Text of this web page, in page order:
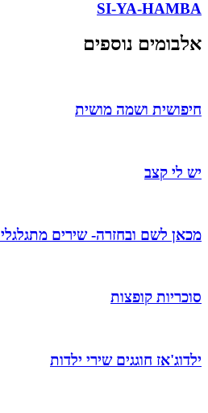
SI-YA-
נוספים
ושמה מושית
לי קצב
לשם ובחזרה- שירים מתגלגלים
קופצות
חוגגים שירי ילדות